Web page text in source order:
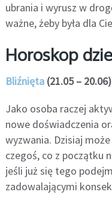
ubrania i wyrusz w
ważne, żeby była dla
Horoskop
Bliźnięta(21.05 – 20.06)
Jako osoba raczej
nowe doświadczenia
wyzwania. Dzisiaj
czegoś, co z początku
jeśli już się tego
zadowalającymi